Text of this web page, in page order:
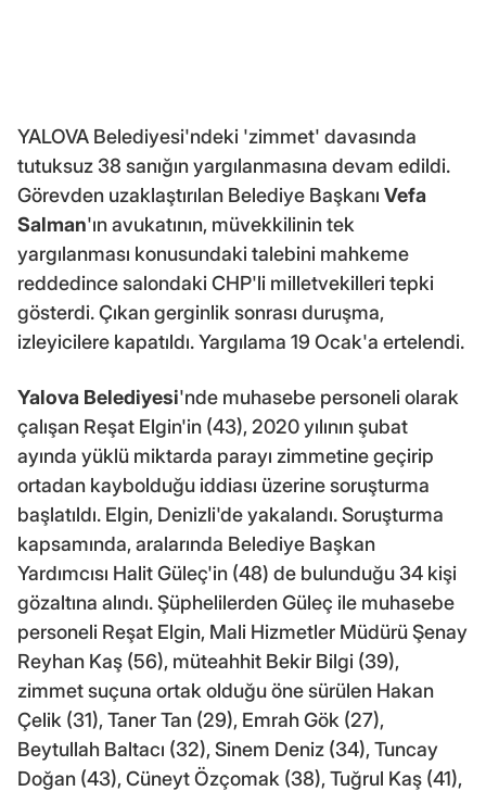
YALOVA Belediyesi'ndeki 'zimmet' davasında
tutuksuz 38 sanığın yargılanmasına devam edildi.
Görevden uzaklaştırılan Belediye Başkanı Vefa
Salman'ın avukatının, müvekkilinin tek
yargılanması konusundaki talebini mahkeme
reddedince salondaki CHP'li milletvekilleri tepki
gösterdi. Çıkan gerginlik sonrası duruşma,
izleyicilere kapatıldı. Yargılama 19 Ocak'a ertelendi.
Yalova Belediyesi'nde muhasebe personeli olarak
çalışan Reşat Elgin'in (43), 2020 yılının şubat
ayında yüklü miktarda parayı zimmetine geçirip
ortadan kaybolduğu iddiası üzerine soruşturma
başlatıldı. Elgin, Denizli'de yakalandı. Soruşturma
kapsamında, aralarında Belediye Başkan
Yardımcısı Halit Güleç'in (48) de bulunduğu 34 kişi
gözaltına alındı. Şüphelilerden Güleç ile muhasebe
personeli Reşat Elgin, Mali Hizmetler Müdürü Şenay
Reyhan Kaş (56), müteahhit Bekir Bilgi (39),
zimmet suçuna ortak olduğu öne sürülen Hakan
Çelik (31), Taner Tan (29), Emrah Gök (27),
Beytullah Baltacı (32), Sinem Deniz (34), Tuncay
Doğan (43), Cüneyt Özçomak (38), Tuğrul Kaş (41),